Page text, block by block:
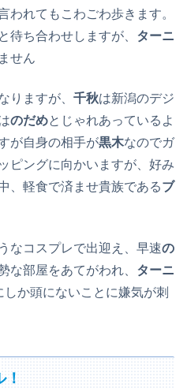
われてもこわごわ歩きます。
待ち合わせしますが、 ターニ
せん
りますが、 千秋は新潟のデジ
のだめとじゃれあっているよ
が自身の相手が黒木なのでガ
ピングに向かいますが、好み
、軽食で済ませ貴族であるブ
なコスプレで出迎え、早速の
な部屋をあてがわれ、 ターニ
か頭にないことに嫌気が刺